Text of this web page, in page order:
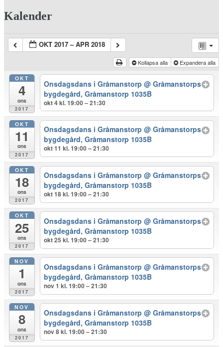
Kalender
OKT 2017 – APR 2018
Kollapsa alla Expandera alla
OKT
4
ons
2017
Onsdagsdans i Gråmanstorp@ Gråmanstorps
bygdegård, Gråmanstorp 1035B
okt 4 kl. 19:00 – 21:30
OKT
11
ons
2017
Onsdagsdans i Gråmanstorp@ Gråmanstorps
bygdegård, Gråmanstorp 1035B
okt 11 kl. 19:00 – 21:30
OKT
18
ons
2017
Onsdagsdans i Gråmanstorp@ Gråmanstorps
bygdegård, Gråmanstorp 1035B
okt 18 kl. 19:00 – 21:30
OKT
25
ons
2017
Onsdagsdans i Gråmanstorp@ Gråmanstorps
bygdegård, Gråmanstorp 1035B
okt 25 kl. 19:00 – 21:30
NOV
1
ons
2017
Onsdagsdans i Gråmanstorp@ Gråmanstorps
bygdegård, Gråmanstorp 1035B
nov 1 kl. 19:00 – 21:30
NOV
8
ons
2017
Onsdagsdans i Gråmanstorp@ Gråmanstorps
bygdegård, Gråmanstorp 1035B
nov 8 kl. 19:00 – 21:30